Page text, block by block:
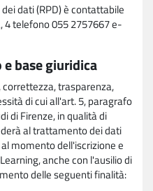
dati (RPD) è contattabile
4 telefono 055 2757667 e-
base giuridica
trasparenza,
di cui all'art. 5, paragrafo
di Firenze, in qualità di
al trattamento dei dati
momento dell'iscrizione e
anche con l'ausilio di
delle seguenti finalità: